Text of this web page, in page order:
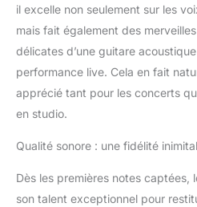
il excelle non seulement sur les
mais fait également des
délicates d’une guitare acoustique
performance live. Cela en fait
apprécié tant pour les concerts
en studio.
Qualité sonore : une fidélité
Dès les premières notes captées,
son talent exceptionnel pour